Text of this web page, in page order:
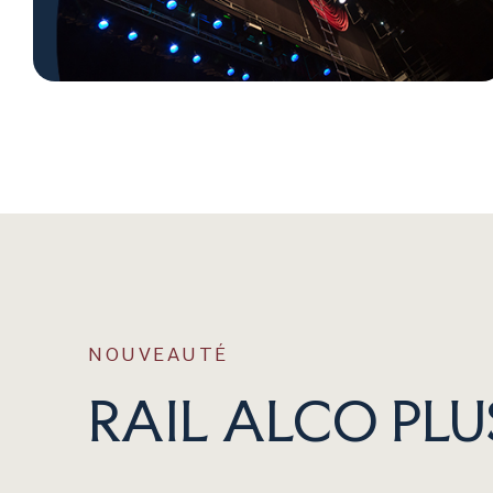
NOUVEAUTÉ
RAIL ALCO